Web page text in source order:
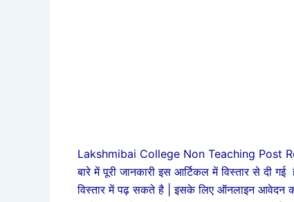
Lakshmibai College Non Teaching Post
बारे में पूरी जानकारी इस आर्टिकल में विस्तार से दी
विस्तार में पढ़ सकते है | इसके लिए ऑनलाइन आवेदन